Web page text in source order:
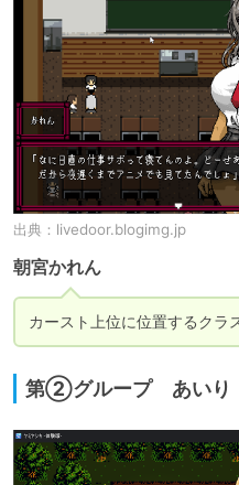
出典： livedoor.blogimg.jp
朝宮かれん
第②グループ あい